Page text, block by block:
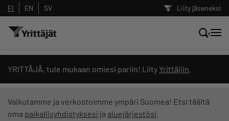
Liity jäseneksi
FI EN SV
YRITTÄJÄ, tule mukaan omiesi pariin! Liity Yrittäjiin
Vaikutamme ja verkostoimme ympäri Suomea! Etsi täältä
oma paikallisyhdistyksesi ja aluejärjestösi
Hae sivustolta tai kysy suoraan
Yrittäjien tekoälyltä